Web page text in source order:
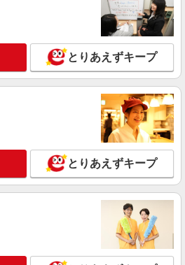
とりあえずキープ
とりあえずキープ